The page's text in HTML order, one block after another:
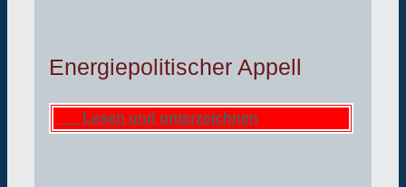
Energiepolitischer Appell
Lesen und unterzeichnen